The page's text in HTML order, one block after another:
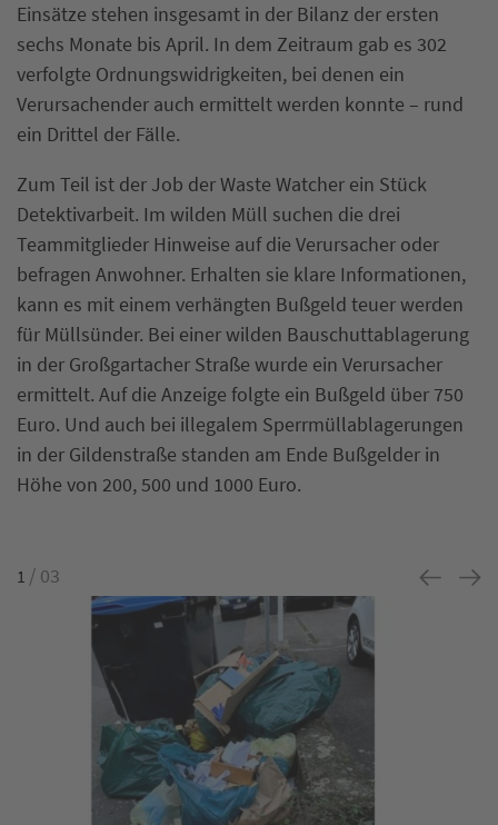
Einsätze stehen insgesamt in der Bilanz der ersten
sechs Monate bis April. In dem Zeitraum gab es 302
verfolgte Ordnungswidrigkeiten, bei denen ein
Verursachender auch ermittelt werden konnte – rund
ein Drittel der Fälle.
Zum Teil ist der Job der Waste Watcher ein Stück
Detektivarbeit. Im wilden Müll suchen die drei
Teammitglieder Hinweise auf die Verursacher oder
befragen Anwohner. Erhalten sie klare Informationen,
kann es mit einem verhängten Bußgeld teuer werden
für Müllsünder. Bei einer wilden Bauschuttablagerung
in der Großgartacher Straße wurde ein Verursacher
ermittelt. Auf die Anzeige folgte ein Bußgeld über 750
Euro. Und auch bei illegalem Sperrmüllablagerungen
in der Gildenstraße standen am Ende Bußgelder in
Höhe von 200, 500 und 1000 Euro.
Previous
Next
1 / 03